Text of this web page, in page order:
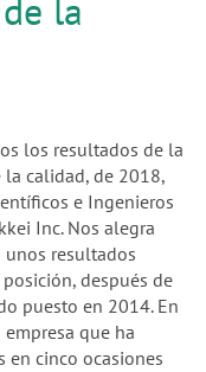
la
los resultados de la
calidad, de 2018,
e Ingenieros
Inc. Nos alegra
unos resultados
después de
puesto en 2014. En
que ha
en cinco ocasiones